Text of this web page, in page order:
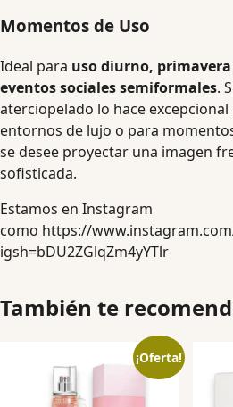
Momentos de Uso
Ideal para uso diurno,
eventos sociales semiformales.
aterciopelado lo hace excepcional
entornos de lujo o para
se desee proyectar una imagen
sofisticada.
Estamos en Instagram
como https://
igsh=bDU2ZGlqZm4yYTlr
También te
¡Oferta!